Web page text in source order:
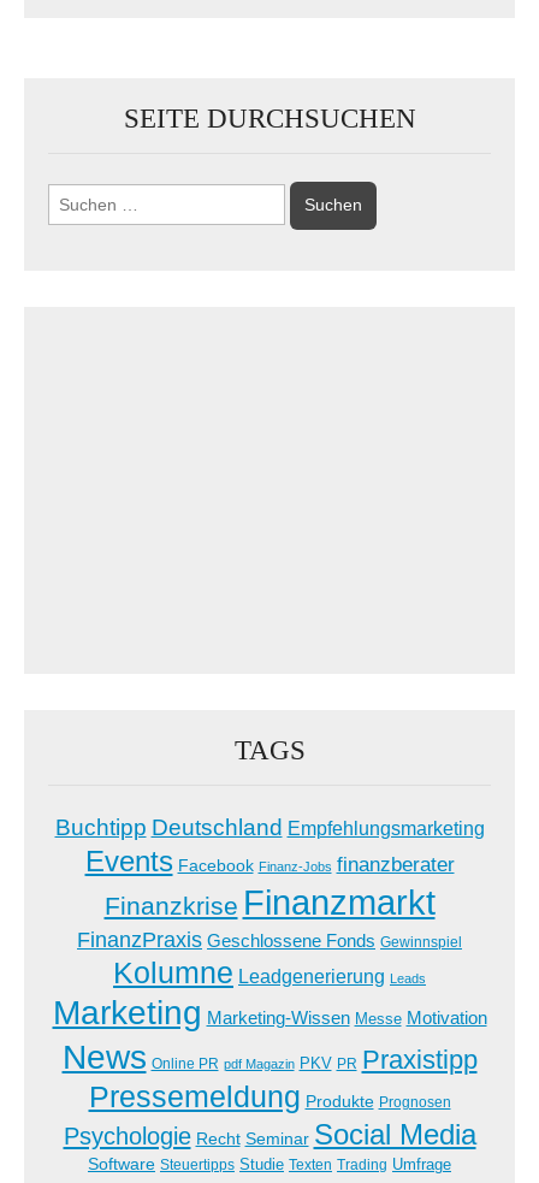
SEITE DURCHSUCHEN
Suchen
nach:
TAGS
Buchtipp Deutschland Empfehlungsmarketing
Events Facebook Finanz-Jobs finanzberater
Finanzkrise Finanzmarkt
FinanzPraxis Geschlossene Fonds Gewinnspiel
Kolumne Leadgenerierung Leads
Marketing Marketing-Wissen Messe Motivation
News Online PR pdf Magazin PKV PR Praxistipp
Pressemeldung Produkte Prognosen
Psychologie Recht Seminar Social Media
Software Steuertipps Studie Texten Trading Umfrage